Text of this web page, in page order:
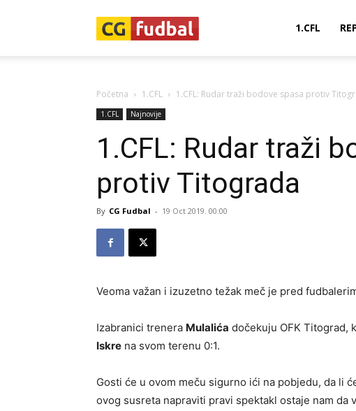
1.CFL
Početna 1.CFL 1.CFL: Rudar traži bodove spasa protiv
1.CFL Najnovije
1.CFL: Rudar traži
protiv Titograda
By CG Fudbal - 19 Oct 2019. 00:00
Veoma važan i izuzetno težak meč je pred
Izabranici trenera Mulalića dočekuju OFK Titograd,
Iskre na svom terenu 0:1.
Gosti će u ovom meču sigurno ići na pobjedu, da li
ovog susreta napraviti pravi spektakl ostaje nam da